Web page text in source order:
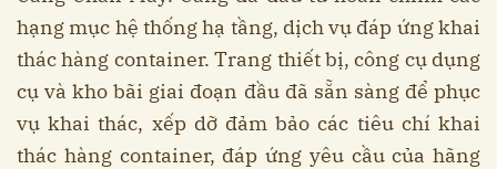
hạng mục hệ thống hạ tầng, dịch vụ đáp ứng khai
thác hàng container. Trang thiết bị, công cụ dụng
cụ và kho bãi giai đoạn đầu đã sẵn sàng để phục
vụ khai thác, xếp dỡ đảm bảo các tiêu chí khai
thác hàng container, đáp ứng yêu cầu của hãng